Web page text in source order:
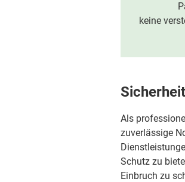
keine
Als
zuverlässige
Schutz zu
Einbruch zu